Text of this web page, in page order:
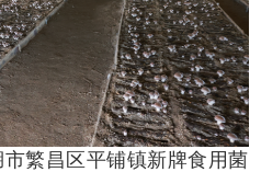
繁昌区平铺镇新牌食用菌